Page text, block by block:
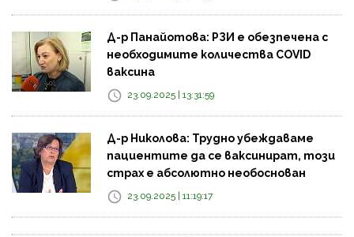
Д-р Панайотова: РЗИ е обезпечена с
необходимите количества COVID
ваксина
23.09.2025 | 13:31:59
Д-р Николова: Трудно убеждаваме
пациентите да се ваксинират, този
страх е абсолютно необоснован
23.09.2025 | 11:19:17